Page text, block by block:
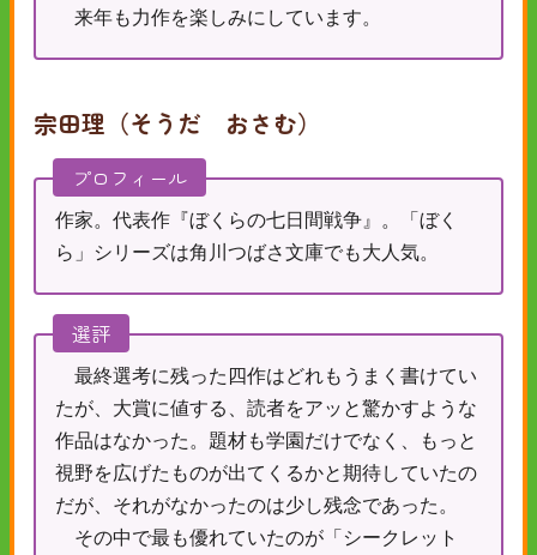
来年も力作を楽しみにしています。
宗田理（そうだ おさむ）
プロフィール
作家。代表作『ぼくらの七日間戦争』。「ぼく
ら」シリーズは角川つばさ文庫でも大人気。
選評
最終選考に残った四作はどれもうまく書けてい
たが、大賞に値する、読者をアッと驚かすような
作品はなかった。題材も学園だけでなく、もっと
視野を広げたものが出てくるかと期待していたの
だが、それがなかったのは少し残念であった。
その中で最も優れていたのが「シークレット